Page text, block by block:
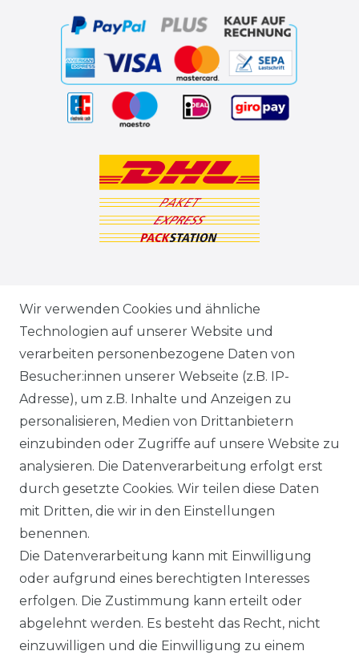
VERSANDARTEN & -KOSTEN
GEWERBETREIBENDE?
HILFE
KONTAKT
ANFAHRT
WIDERRUFS­FORMULAR
HINWEISE ZUR BATTERIEENTSORGUNG
Wir verwenden Cookies und ähnliche
Technologien auf unserer Website und
verarbeiten personenbezogene Daten von
Besucher:innen unserer Webseite (z.B. IP-
Adresse), um z.B. Inhalte und Anzeigen zu
personalisieren, Medien von Drittanbietern
einzubinden oder Zugriffe auf unsere Website zu
analysieren. Die Datenverarbeitung erfolgt erst
durch gesetzte Cookies. Wir teilen diese Daten
mit Dritten, die wir in den Einstellungen
benennen.
Die Datenverarbeitung kann mit Einwilligung
oder aufgrund eines berechtigten Interesses
erfolgen. Die Zustimmung kann erteilt oder
abgelehnt werden. Es besteht das Recht, nicht
einzuwilligen und die Einwilligung zu einem